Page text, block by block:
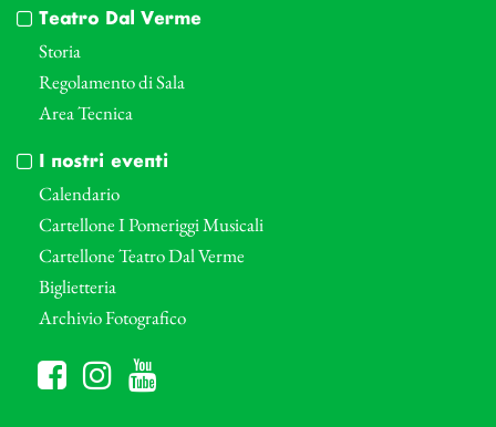
Teatro Dal Verme
Storia
Regolamento di Sala
Area Tecnica
I nostri eventi
Calendario
Cartellone I Pomeriggi Musicali
Cartellone Teatro Dal Verme
Biglietteria
Archivio Fotografico